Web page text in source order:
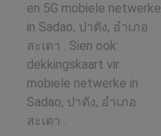
en 5G mobiele netwerke
in Sadao, ปาดัง, อำเภอ
สะเดา . Sien ook:
dekkingskaart vir
mobiele netwerke in
Sadao, ปาดัง, อำเภอ
สะเดา .